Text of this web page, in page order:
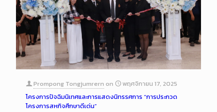
Prompong Tongjumrern on
พฤศจิกายน 17, 2025
โครงการปัจฉิมนิเทศและการแสดงนิทรรศการ “การประกวด
โครงการสหกิจศึกษาดีเด่น”